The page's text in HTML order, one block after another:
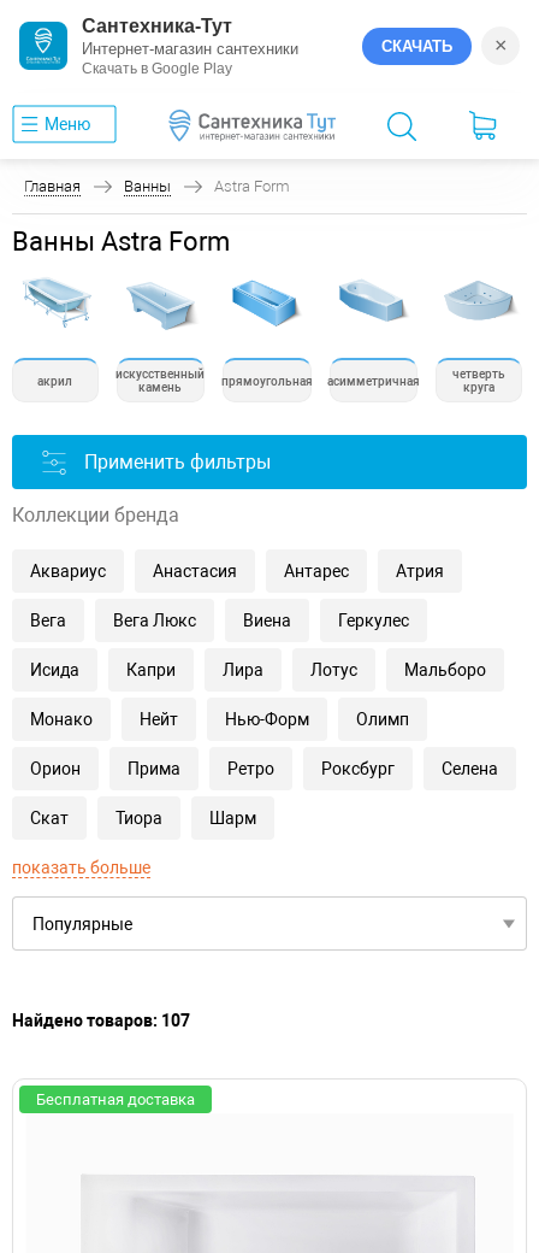
Сантехника-Тут
Интернет-магазин сантехники
Скачать в Google Play
СКАЧАТЬ ×
Меню
Главная Ванны Astra Form
Ванны Astra Form
акрил
искусственный
камень
прямоугольная асимметричная
четверть
круга
Применить фильтры
Коллекции бренда
Аквариус Анастасия Антарес Атрия
Вега Вега Люкс Виена Геркулес
Исида Капри Лира Лотус Мальборо
Монако Нейт Нью-Форм Олимп
Орион Прима Ретро Роксбург Селена
Скат Тиора Шарм
показать больше
Найдено товаров: 107
Бесплатная доставка